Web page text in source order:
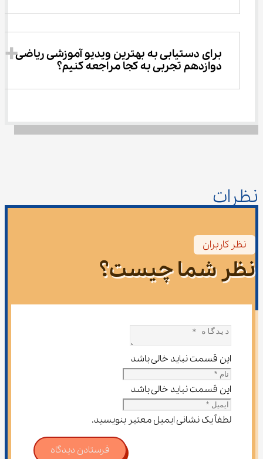
برای دستیابی به بهترین ویدیو آموزشی ریاضی
دوازدهم تجربی به کجا مراجعه کنیم؟
نظرات
نظر کاربران
نظر شما چیست؟
این قسمت نباید خالی باشد
این قسمت نباید خالی باشد
لطفاً یک نشانی ایمیل معتبر بنویسید.
فرستادن دیدگاه